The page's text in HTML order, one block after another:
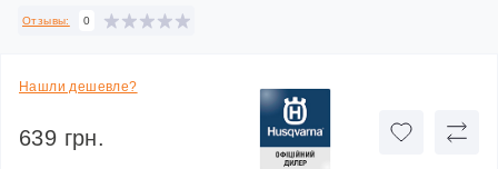
Отзывы: 0
Нашли дешевле?
639 грн.